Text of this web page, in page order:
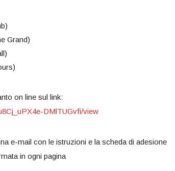
Grand)
on line sul link:
DMlTUGvfi/view
e-mail con le istruzioni e la scheda di adesione
in ogni pagina